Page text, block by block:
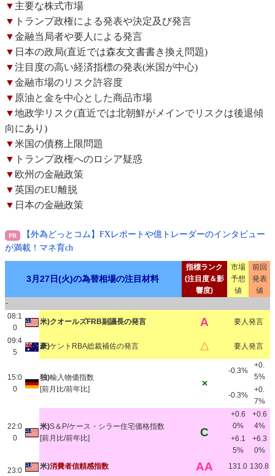
▼ 主要な株式市場
▼ トランプ政権による発表や決定及び発言
▼金融当局者や要人による発言
▼ 日本の政局(直近では森友文書書き換え問題)
▼注目度の高い経済指標の発表(米国が中心)
▼金融市場のリスク許容度
▼ 原油と金を中心とした商品市場
▼地政学リスク(直近では北朝鮮がメインでリスクは後退傾
向にあり)
▼米国の債務上限問題
▼ トランプ政権へのロシア疑惑
▼ 欧州の金融政策
▼英国のEU離脱
▼ 日本の金融政策
【外為どっとコム】FXレポートや億トレーダーのインタビュー
が満載！マネ育ch
3月27日(火)の為替相場の注目材料
指標ランク
(注目度＆影
響度)
市場
予想
値
前回
発表
値
-
08:1
0
米)クオールズFRB副議長の発言 A 要人発言
09:4
5
豪)ケントRBA総裁補佐の発言 △ 要人発言
15:0
0
独)輸入物価指数
[前月比/前年比]
×
-0.3%
+0.
5%
-0.3%
+0.
7%
22:0
0
米)S＆P/ケース・シラー住宅価格指数
[前月比/前年比]
C
+0.6
0%
+0.6
4%
+6.1
5%
+6.3
0%
23:0
米)消費者信頼感指数 AA 131.0 130.8